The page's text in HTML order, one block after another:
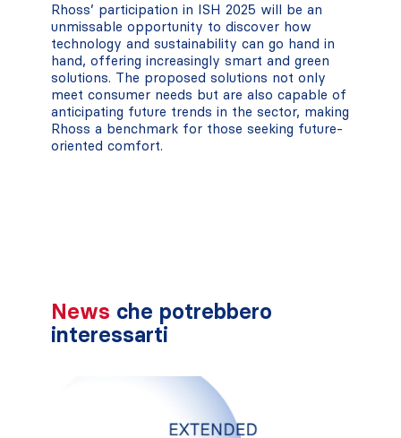
Rhoss’ participation in ISH 2025 will be an
unmissable opportunity to discover how
technology and sustainability can go hand in
hand, offering increasingly smart and green
solutions. The proposed solutions not only
meet consumer needs but are also capable of
anticipating future trends in the sector, making
Rhoss a benchmark for those seeking future-
oriented comfort.
News che potrebbero
interessarti